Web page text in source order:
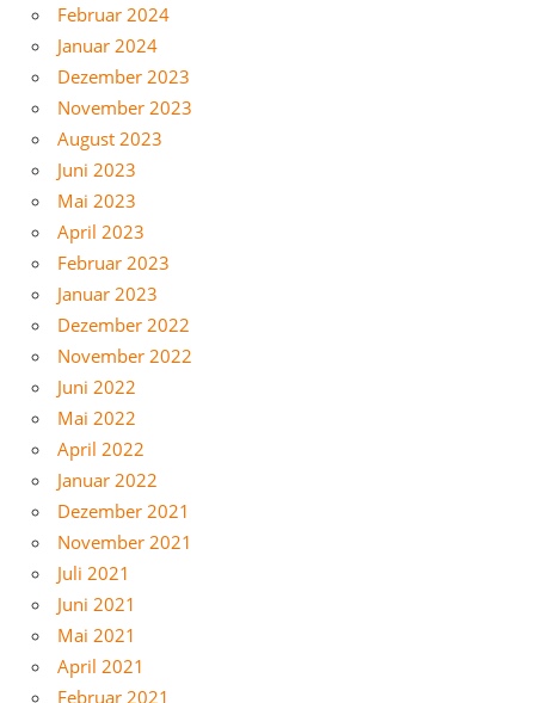
Februar 2024
Januar 2024
Dezember 2023
November 2023
August 2023
Juni 2023
Mai 2023
April 2023
Februar 2023
Januar 2023
Dezember 2022
November 2022
Juni 2022
Mai 2022
April 2022
Januar 2022
Dezember 2021
November 2021
Juli 2021
Juni 2021
Mai 2021
April 2021
Februar 2021